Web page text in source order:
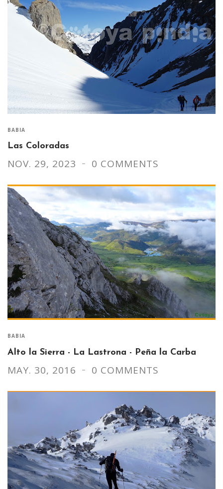
BABIA
Las Coloradas
NOV. 29, 2023 0 COMMENTS
BABIA
Alto la Sierra - La Lastrona - Peña la Carba
MAY. 30, 2016 0 COMMENTS